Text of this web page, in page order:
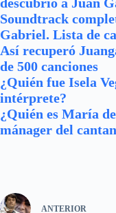
Soundtrack
Gabriel. Lista de
Así recuperó
de 500 canciones
¿Quién fue Isela
intérprete?
¿Quién es María
mánager del
ANTERIOR